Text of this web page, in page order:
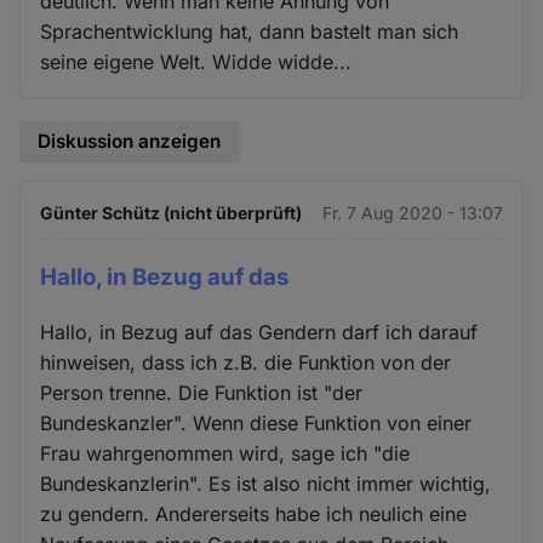
Sprachentwicklung hat, dann bastelt man sich
seine eigene Welt. Widde widde...
Diskussion anzeigen
Günter Schütz (nicht überprüft) Fr. 7 Aug 2020 - 13:07
Hallo, in Bezug auf das
Hallo, in Bezug auf das Gendern darf ich darauf
hinweisen, dass ich z.B. die Funktion von der
Person trenne. Die Funktion ist "der
Bundeskanzler". Wenn diese Funktion von einer
Frau wahrgenommen wird, sage ich "die
Bundeskanzlerin". Es ist also nicht immer wichtig,
zu gendern. Andererseits habe ich neulich eine